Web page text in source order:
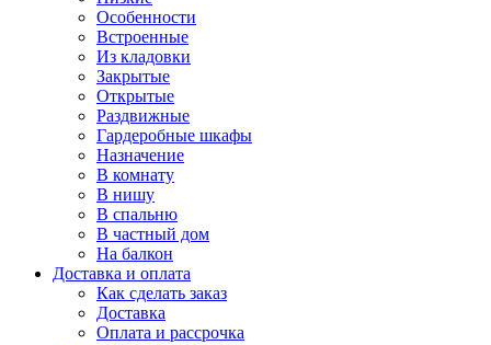
Особенности
Встроенные
Из кладовки
Закрытые
Открытые
Раздвижные
Гардеробные шкафы
Назначение
В комнату
В нишу
В спальню
В частный дом
На балкон
Доставка и оплата
Как сделать заказ
Доставка
Оплата и рассрочка